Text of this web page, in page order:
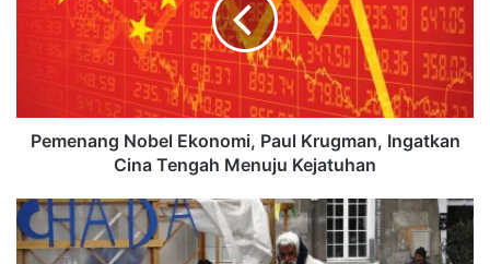
Pemenang Nobel Ekonomi, Paul Krugman, Ingatkan
Cina Tengah Menuju Kejatuhan